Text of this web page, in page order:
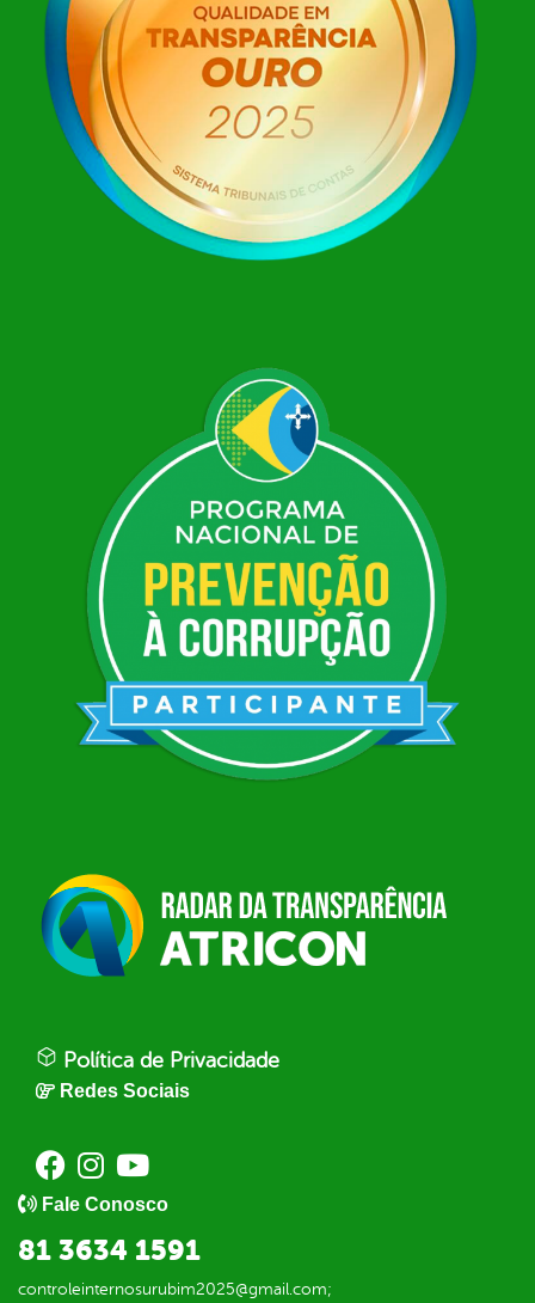
Política de Privacidade
Redes Sociais
Fale Conosco
81 3634 1591
controleinternosurubim2025@gmail.com;